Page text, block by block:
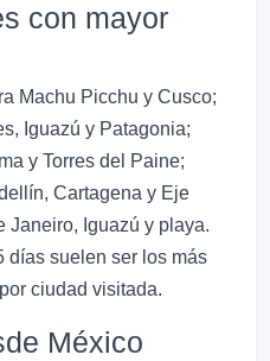
con mayor
Machu Picchu y Cusco;
Iguazú y Patagonia;
y Torres del Paine;
Cartagena y Eje
Janeiro, Iguazú y playa.
días suelen ser los más
ciudad visitada.
México